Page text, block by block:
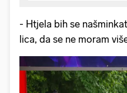
- Htjela bih se
lica, da se ne moram